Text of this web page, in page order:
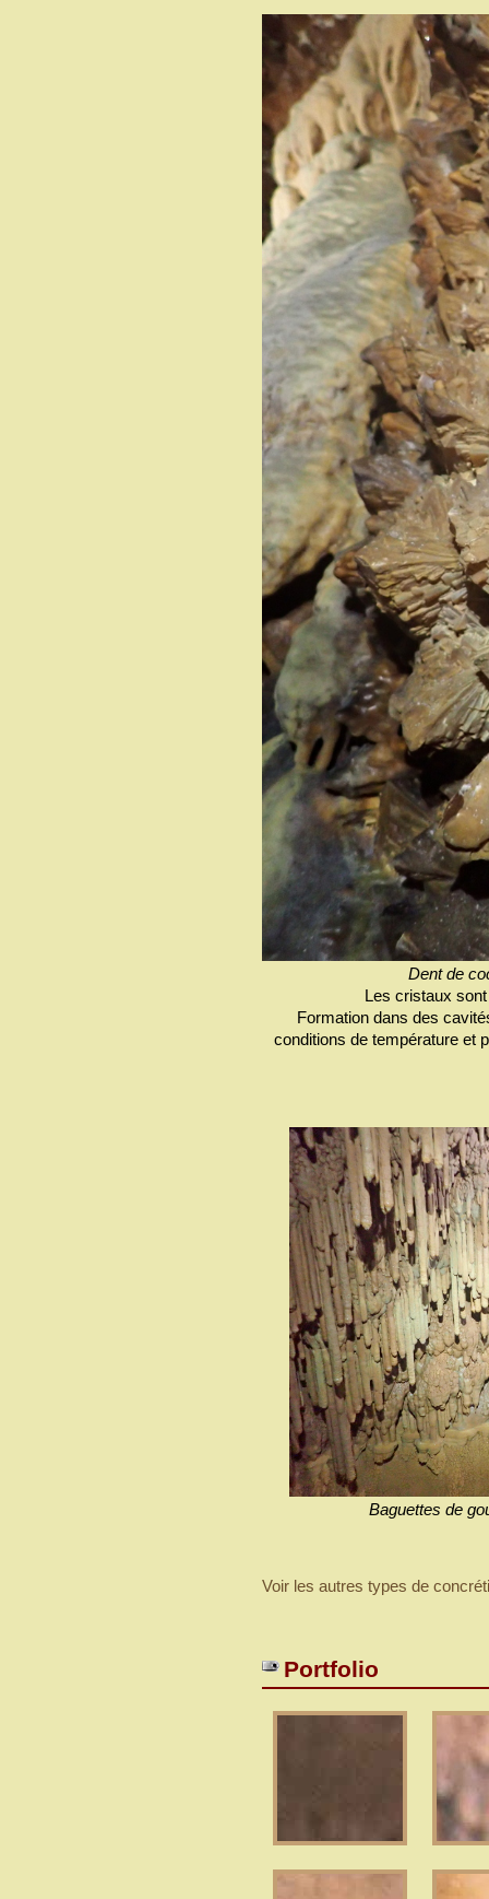
Dent de
Les cristaux
Formation dans des
conditions de température et
Baguettes de
Voir les autres types de
Portfolio